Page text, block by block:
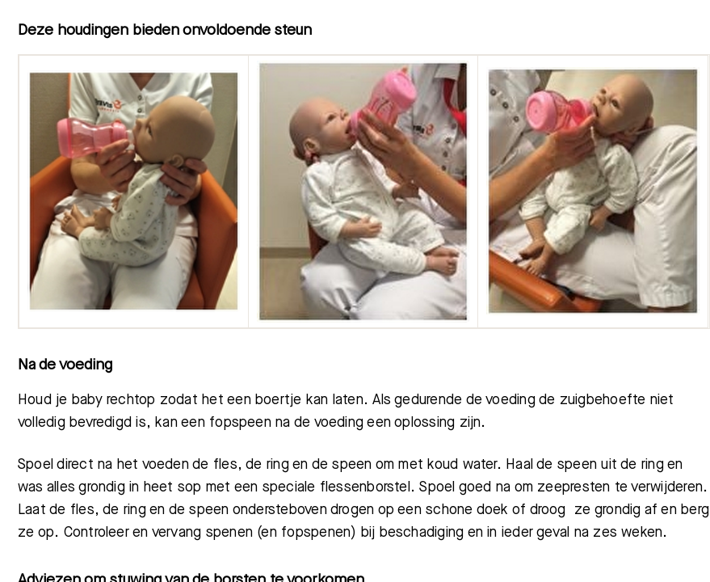
Deze houdingen bieden onvoldoende steun
Na de voeding
Houd je baby rechtop zodat het een boertje kan laten. Als gedurende de voeding de zuigbehoefte niet
volledig bevredigd is, kan een fopspeen na de voeding een oplossing zijn.
Spoel direct na het voeden de fles, de ring en de speen om met koud water. Haal de speen uit de ring en
was alles grondig in heet sop met een speciale flessenborstel. Spoel goed na om zeepresten te verwijderen.
Laat de fles, de ring en de speen ondersteboven drogen op een schone doek of droog ze grondig af en berg
ze op. Controleer en vervang spenen (en fopspenen) bij beschadiging en in ieder geval na zes weken.